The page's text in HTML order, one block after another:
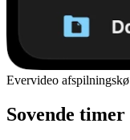
Evervideo afspilningskø
Sovende timer